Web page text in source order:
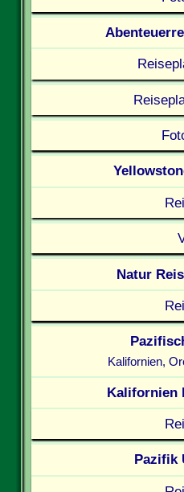
Natur
Kalifornien,
Kalifornien
Pazifik